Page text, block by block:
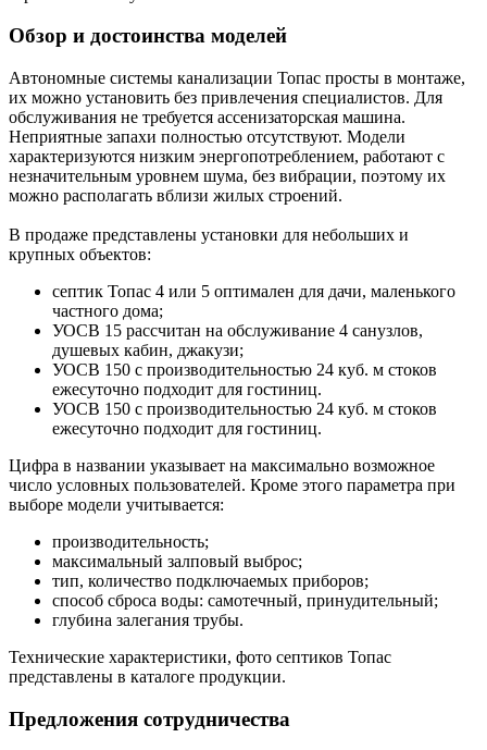
Обзор и достоинства моделей
Автономные системы канализации Топас просты в монтаже,
их можно установить без привлечения специалистов. Для
обслуживания не требуется ассенизаторская машина.
Неприятные запахи полностью отсутствуют. Модели
характеризуются низким энергопотреблением, работают с
незначительным уровнем шума, без вибрации, поэтому их
можно располагать вблизи жилых строений.
В продаже представлены установки для небольших и
крупных объектов:
септик Топас 4 или 5 оптимален для дачи, маленького
частного дома;
УОСВ 15 рассчитан на обслуживание 4 санузлов,
душевых кабин, джакузи;
УОСВ 150 с производительностью 24 куб. м стоков
ежесуточно подходит для гостиниц.
УОСВ 150 с производительностью 24 куб. м стоков
ежесуточно подходит для гостиниц.
Цифра в названии указывает на максимально возможное
число условных пользователей. Кроме этого параметра при
выборе модели учитывается:
производительность;
максимальный залповый выброс;
тип, количество подключаемых приборов;
способ сброса воды: самотечный, принудительный;
глубина залегания трубы.
Технические характеристики, фото септиков Топас
представлены в каталоге продукции.
Предложения сотрудничества